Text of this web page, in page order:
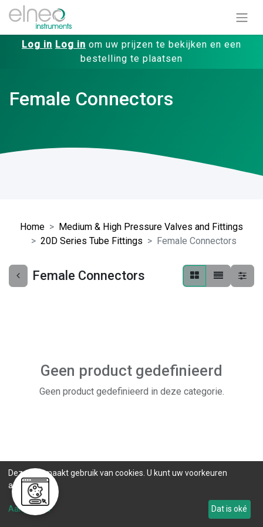
Log in Log in om uw prijzen te bekijken en een
bestelling te plaatsen
Female Connectors
Home
Medium & High Pressure Valves and Fittings
20D Series Tube Fittings
Female Connectors
Female Connectors
Geen product gedefinieerd
Geen product gedefinieerd in deze categorie.
Deze site maakt gebruik van cookies. U kunt uw voorkeuren
aanpassen.
Aanpassen Dat is oké